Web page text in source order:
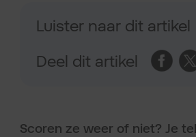
Luister naar dit artikel
Deel dit artikel
Scoren ze weer of niet? Je